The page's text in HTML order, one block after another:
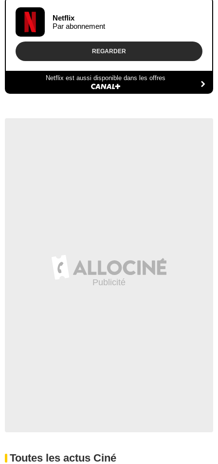
Netflix
Par abonnement
REGARDER
Netflix est aussi disponible dans les offres
Toutes les actus Ciné